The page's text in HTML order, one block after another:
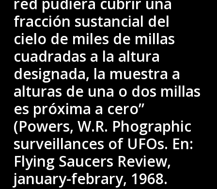
fracción sustancial del
cielo de miles de millas
cuadradas a la altura
designada, la muestra a
alturas de una o dos millas
es próxima a cero”
(Powers, W.R. Phographic
surveillances of UFOs. En:
Flying Saucers Review,
january-febrary, 1968.